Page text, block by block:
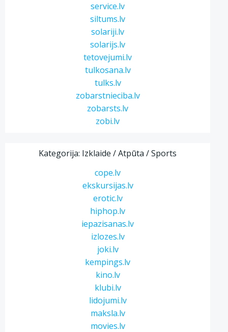
service.lv
siltums.lv
solariji.lv
solarijs.lv
tetovejumi.lv
tulkosana.lv
tulks.lv
zobarstnieciba.lv
zobarsts.lv
zobi.lv
Kategorija: Izklaide / Atpūta / Sports
cope.lv
ekskursijas.lv
erotic.lv
hiphop.lv
iepazisanas.lv
izlozes.lv
joki.lv
kempings.lv
kino.lv
klubi.lv
lidojumi.lv
maksla.lv
movies.lv